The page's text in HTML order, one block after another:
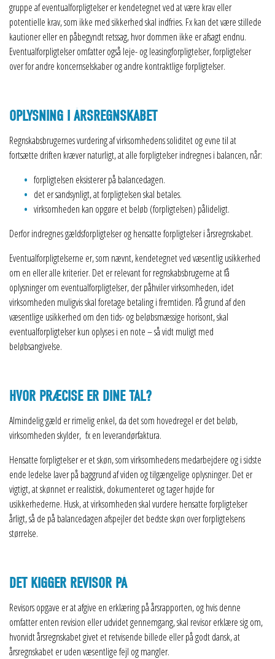
gruppe af eventualforpligtelser er kendetegnet ved at være krav eller
potentielle krav, som ikke med sikkerhed skal indfries. Fx kan det være stillede
kautioner eller en påbegyndt retssag, hvor dommen ikke er afsagt endnu.
Eventualforpligtelser omfatter også leje- og leasingforpligtelser, forpligtelser
over for andre koncernselskaber og andre kontraktlige forpligtelser.
OPLYSNING I ÅRSREGNSKABET
Regnskabsbrugernes vurdering af virksomhedens soliditet og evne til at
fortsætte driften kræver naturligt, at alle forpligtelser indregnes i balancen, når:
forpligtelsen eksisterer på balancedagen.
det er sandsynligt, at forpligtelsen skal betales.
virksomheden kan opgøre et beløb (forpligtelsen) pålideligt.
Derfor indregnes gældsforpligtelser og hensatte forpligtelser i årsregnskabet.
Eventualforpligtelserne er, som nævnt, kendetegnet ved væsentlig usikkerhed
om en eller alle kriterier. Det er relevant for regnskabsbrugerne at få
oplysninger om eventualforpligtelser, der påhviler virksomheden, idet
virksomheden muligvis skal foretage betaling i fremtiden. På grund af den
væsentlige usikkerhed om den tids- og beløbsmæssige horisont, skal
eventualforpligtelser kun oplyses i en note – så vidt muligt med
beløbsangivelse.
HVOR PRÆCISE ER DINE TAL?
Almindelig gæld er rimelig enkel, da det som hovedregel er det beløb,
virksomheden skylder, fx en leverandørfaktura.
Hensatte forpligtelser er et skøn, som virksomhedens medarbejdere og i sidste
ende ledelse laver på baggrund af viden og tilgængelige oplysninger. Det er
vigtigt, at skønnet er realistisk, dokumenteret og tager højde for
usikkerhederne. Husk, at virksomheden skal vurdere hensatte forpligtelser
årligt, så de på balancedagen afspejler det bedste skøn over forpligtelsens
størrelse.
DET KIGGER REVISOR PÅ
Revisors opgave er at afgive en erklæring på årsrapporten, og hvis denne
omfatter enten revision eller udvidet gennemgang, skal revisor erklære sig om,
hvorvidt årsregnskabet givet et retvisende billede eller på godt dansk, at
årsregnskabet er uden væsentlige fejl og mangler.